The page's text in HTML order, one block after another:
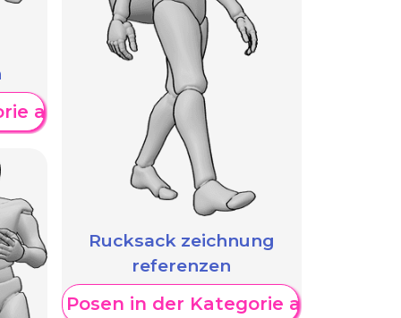
anzeigen
Rucksack zeichnung
referenzen
Posen in der Kategorie anzeigen